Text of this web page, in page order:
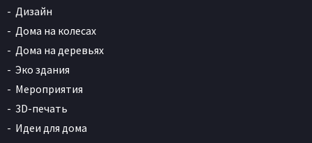
Дизайн
Дома на колесах
Дома на деревьях
Эко здания
Мероприятия
3D-печать
Идеи для дома